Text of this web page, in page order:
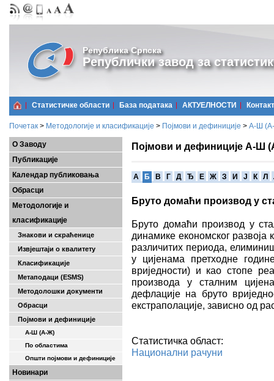
Република Српска
Републички завод за
Статистичке области Базa података АКТУЕЛНОСТИ Контакт
Почетак > Методологије и класификације > Појмови и дефиниције > А-Ш
О Заводу
Публикације
Календар публиковања
Обрасци
Методологије и
класификације
Знакови и скраћенице
Извјештаји о квалитету
Класификације
Метаподаци (ESMS)
Методолошки документи
Обрасци
Појмови и дефиниције
А-Ш (A-Ж)
По областима
Општи појмови и дефиниције
Новинари
Појмови и дефиниције А-Ш
A Б В Г Д Ђ Е Ж З И Ј К Л
Бруто домаћи производ у
Бруто домаћи производ у
динамике економског развоја
различитих периода,
у цијенама претходне
вриједности) и као стопе
производа у сталним
дефлације на бруто
екстраполације, зависно од
Статистичка област:
Национални рачуни